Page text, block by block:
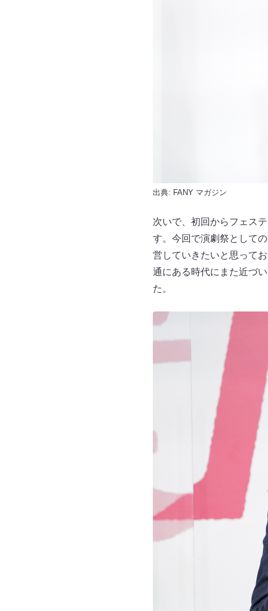
出典: FANY マガジン
次いで、初回からフェス
す。今回で演劇祭として
営していきたいと思って
通にある時代にまた近づ
た。